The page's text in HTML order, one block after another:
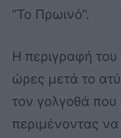
“Το Πρωινό”.
Η περιγραφή του
ώρες μετά το
τον γολγοθά
περιμένοντας να